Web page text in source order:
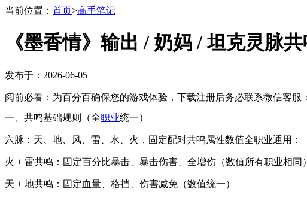
当前位置： 首页>高手笔记
《墨香情》输出 / 奶妈 / 坦克灵脉
发布于：2026-06-05
阅前必看：为百分百确保您的游戏体验，下载注册后务必联系微信客服
一、共鸣基础规则（全职业统一）
六脉：天、地、风、雷、水、火，固定配对共鸣属性数值全职业通用：
火 + 雷共鸣：固定百分比暴击、暴击伤害、全增伤（数值所有职业相同）
天 + 地共鸣：固定血量、格挡、伤害减免（数值统一）